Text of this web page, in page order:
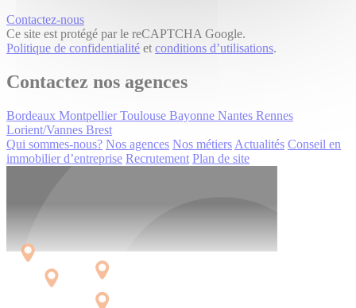
Contactez-nous
Ce site est protégé par le reCAPTCHA Google.
Politique de confidentialité et conditions d’utilisations.
Contactez nos agences
Bordeaux Montpellier Toulouse Bayonne Nantes Rennes
Lorient/Vannes Brest
Qui sommes-nous? Nos agences Nos métiers Actualités Conseil en
immobilier d’entreprise Recrutement Plan de site